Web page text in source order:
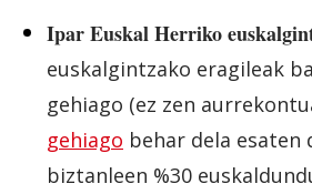
Ipar Euskal Herriko
euskalgintzako eragileak
gehiago (ez zen
gehiago behar dela esaten
biztanleen %30